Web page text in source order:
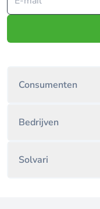
Consumenten
Bedrijven
Solvari